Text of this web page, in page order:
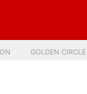
GOLDEN CIRCLE